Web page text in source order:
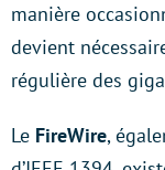
manière
devient
régulière des
Le FireWire,